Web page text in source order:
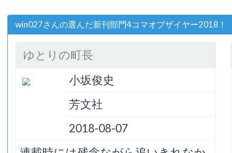
win027さんの選んだ新刊部門4コマオブザイヤー2018！
ゆとりの町長
小坂俊史
芳文社
2018-08-07